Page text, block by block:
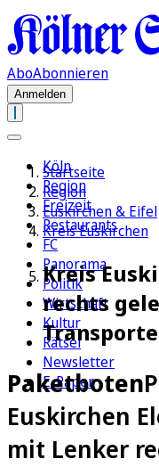
AboAbonnieren
Anmelden
Köln
Region
Freizeit
Restaurants
FC
Panorama
Politik
Wirtschaft
Kultur
Rätsel
Newsletter
E-Paper
Startseite
Region
Euskirchen & Eifel
Kreis Euskirchen
Kreis
rechts
Paketboten
Euskirchen
mit Lenker